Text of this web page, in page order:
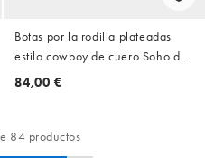
Botas por la rodilla plateadas
estilo cowboy de cuero Soho de
Off The Hook
84,00 €
84 productos